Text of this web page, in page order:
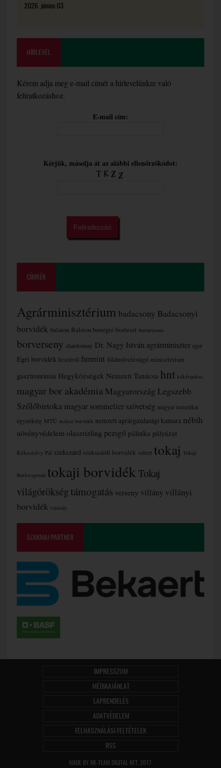
2026. június 03.
HÍRLEVÉL
Kérem adja meg e-mail címét a hírlevelünkre való
feliratkozáshoz.
E-mail cím:
Kérjük, másolja át az alábbi ellenőrzőkódot:
CÍMKÉK
Agrárminisztérium badacsony Badacsonyi
borvidék balaton Balaton borrégió borteszt borturizmus
borverseny chardonnay Dr. Nagy István agrárminiszter eger
Egri borvidék fesztivál furmint földművelésügyi minisztérium
gasztronómia Hegyközségek Nemzeti Tanácsa hnt kékfrankos
magyar bor akadémia Magyarország Legszebb
Szőlőbirtoka magyar sommelier szövetség magyar turisztikai
ügynökség MTÜ mátrai borvidék nemzeti agrárgazdasági kamara nébih
növényvédelem olaszrizling pezsgő pálinka pályázat
Rókusfalvy Pál szekszárd szekszárdi borvidék szüret tokaj Tokaji
Borlovagrend tokaji borvidékTokaj
világörökségtámogatás verseny villány villányi
borvidék vinitaly
SZAKMAI PARTNER
IMPRESSZUM
MÉDIAAJÁNLAT
LAPRENDELÉS
ADATVÉDELEM
FELHASZNÁLÁSI FELTÉTELEK
RSS
MADE BY RK-TEAM DIGITAL KFT. 2017